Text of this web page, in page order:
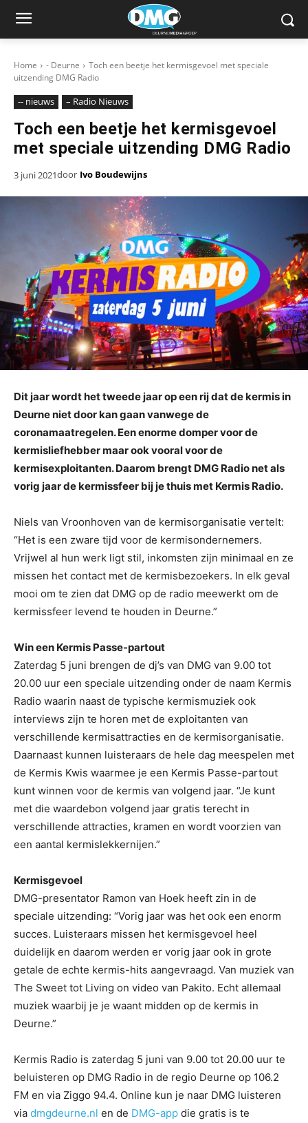
Home - Deurne
Toch een beetje het kermisgevoel met speciale
uitzending DMG Radio
-- nieuws – Radio Nieuws
Toch een beetje het kermisgevoel
met speciale uitzending DMG Radio
3 juni 2021door Ivo Boudewijns
Dit jaar wordt het tweede jaar op een rij dat de kermis in
Deurne niet door kan gaan vanwege de
coronamaatregelen. Een enorme domper voor de
kermisliefhebber maar ook vooral voor de
kermisexploitanten. Daarom brengt DMG Radio net als
vorig jaar de kermissfeer bij je thuis met Kermis Radio.
Niels van Vroonhoven van de kermisorganisatie vertelt:
“Het is een zware tijd voor de kermisondernemers.
Vrijwel al hun werk ligt stil, inkomsten zijn minimaal en ze
missen het contact met de kermisbezoekers. In elk geval
mooi om te zien dat DMG op de radio meewerkt om de
kermissfeer levend te houden in Deurne.”
Win een Kermis Passe-partout
Zaterdag 5 juni brengen de dj’s van DMG van 9.00 tot
20.00 uur een speciale uitzending onder de naam Kermis
Radio waarin naast de typische kermismuziek ook
interviews zijn te horen met de exploitanten van
verschillende kermisattracties en de kermisorganisatie.
Daarnaast kunnen luisteraars de hele dag meespelen met
de Kermis Kwis waarmee je een Kermis Passe-partout
kunt winnen voor de kermis van volgend jaar. “Je kunt
met die waardebon volgend jaar gratis terecht in
verschillende attracties, kramen en wordt voorzien van
een aantal kermislekkernijen.”
Kermisgevoel
DMG-presentator Ramon van Hoek heeft zin in de
speciale uitzending: “Vorig jaar was het ook een enorm
succes. Luisteraars missen het kermisgevoel heel
duidelijk en daarom werden er vorig jaar ook in grote
getale de echte kermis-hits aangevraagd. Van muziek van
The Sweet tot Living on video van Pakito. Echt allemaal
muziek waarbij je je waant midden op de kermis in
Deurne.”
Kermis Radio is zaterdag 5 juni van 9.00 tot 20.00 uur te
beluisteren op DMG Radio in de regio Deurne op 106.2
FM en via Ziggo 94.4. Online kun je naar DMG luisteren
via dmgdeurne.nl en de DMG-app die gratis is te